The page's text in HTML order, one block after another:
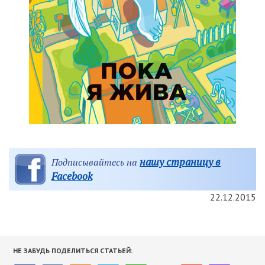
Подписывайтесь на нашу страницу в
Facebook
22.12.2015
НЕ ЗАБУДЬ ПОДЕЛИТЬСЯ СТАТЬЕЙ: